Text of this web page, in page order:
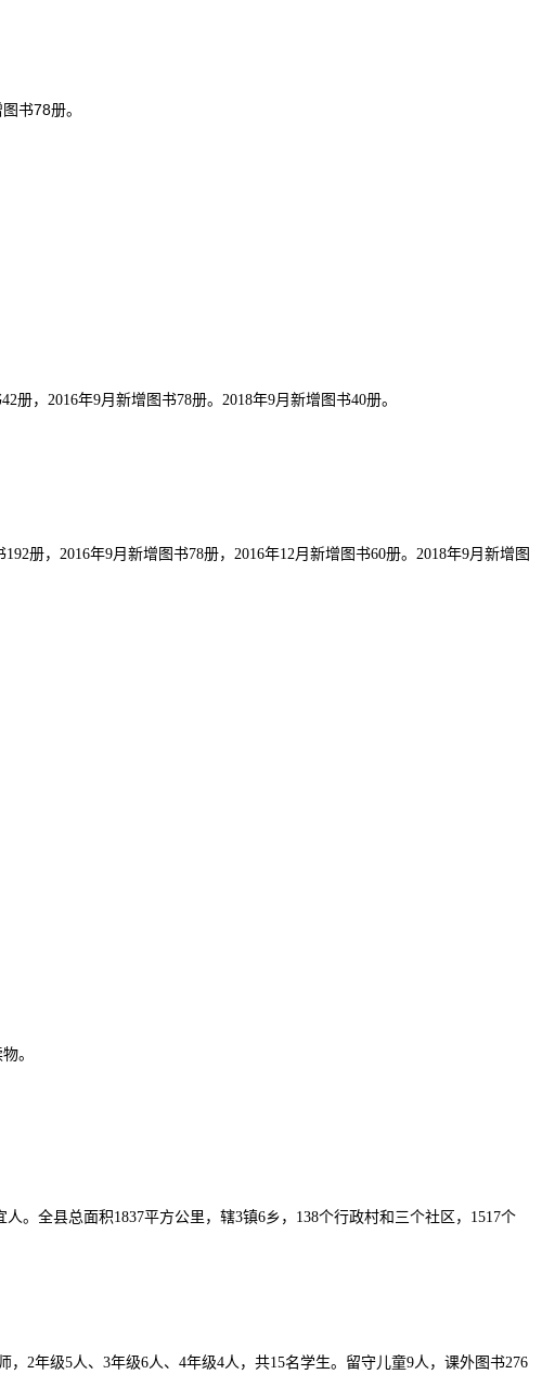
书78册。
，2016年9月新增图书78册。2018年9月新增图书40册。
，2016年9月新增图书78册，2016年12月新增图书60册。2018年9月新增图
。
。全县总面积1837平方公里，辖3镇6乡，138个行政村和三个社区，1517个
年级5人、3年级6人、4年级4人，共15名学生。留守儿童9人，课外图书276